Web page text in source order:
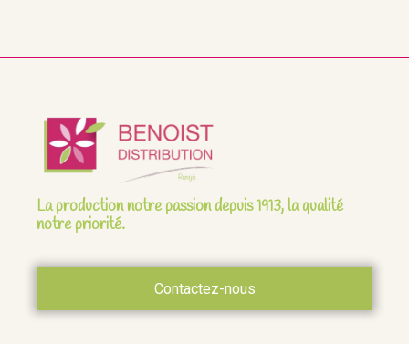
La production notre passion depuis 1913, la qualité
notre priorité.
Contactez-nous